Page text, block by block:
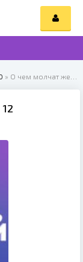
» О чем молчат женщины (2020)